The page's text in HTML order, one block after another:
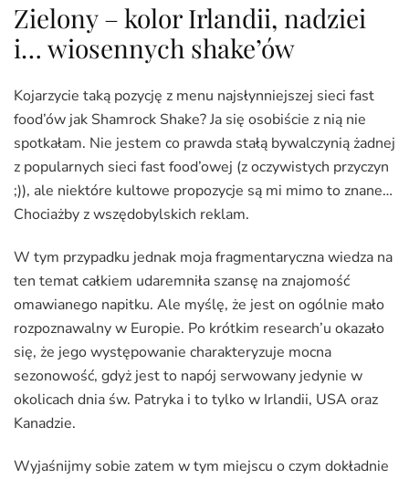
Zielony – kolor Irlandii, nadziei
i… wiosennych shake’ów
Kojarzycie taką pozycję z menu najsłynniejszej sieci fast
food’ów jak Shamrock Shake? Ja się osobiście z nią nie
spotkałam. Nie jestem co prawda stałą bywalczynią żadnej
z popularnych sieci fast food’owej (z oczywistych przyczyn
;)), ale niektóre kultowe propozycje są mi mimo to znane…
Chociażby z wszędobylskich reklam.
W tym przypadku jednak moja fragmentaryczna wiedza na
ten temat całkiem udaremniła szansę na znajomość
omawianego napitku. Ale myślę, że jest on ogólnie mało
rozpoznawalny w Europie. Po krótkim research’u okazało
się, że jego występowanie charakteryzuje mocna
sezonowość, gdyż jest to napój serwowany jedynie w
okolicach dnia św. Patryka i to tylko w Irlandii, USA oraz
Kanadzie.
Wyjaśnijmy sobie zatem w tym miejscu o czym dokładnie